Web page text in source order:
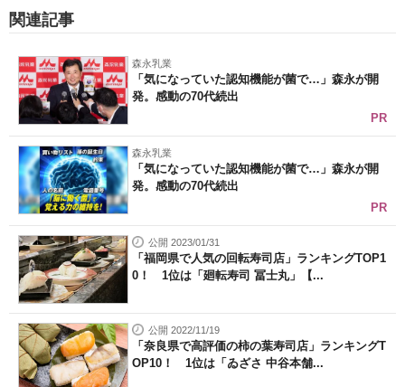
関連記事
森永乳業
「気になっていた認知機能が菌で…」森永が開
発。感動の70代続出
PR
森永乳業
「気になっていた認知機能が菌で…」森永が開
発。感動の70代続出
PR
公開 2023/01/31
「福岡県で人気の回転寿司店」ランキングTOP1
0！ 1位は「廻転寿司 冨士丸」【...
公開 2022/11/19
「奈良県で高評価の柿の葉寿司店」ランキングT
OP10！ 1位は「ゐざさ 中谷本舗...